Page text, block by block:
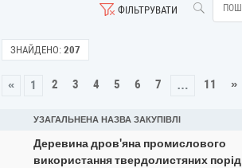
ФІЛЬТРУВАТИ
ЗНАЙДЕНО: 207
« 1 2 3 4 5 6 7 … 11 »
УЗАГАЛЬНЕНА НАЗВА ЗАКУПІВЛІ
Деревина дров'яна промислового
використання твердолистяних порід